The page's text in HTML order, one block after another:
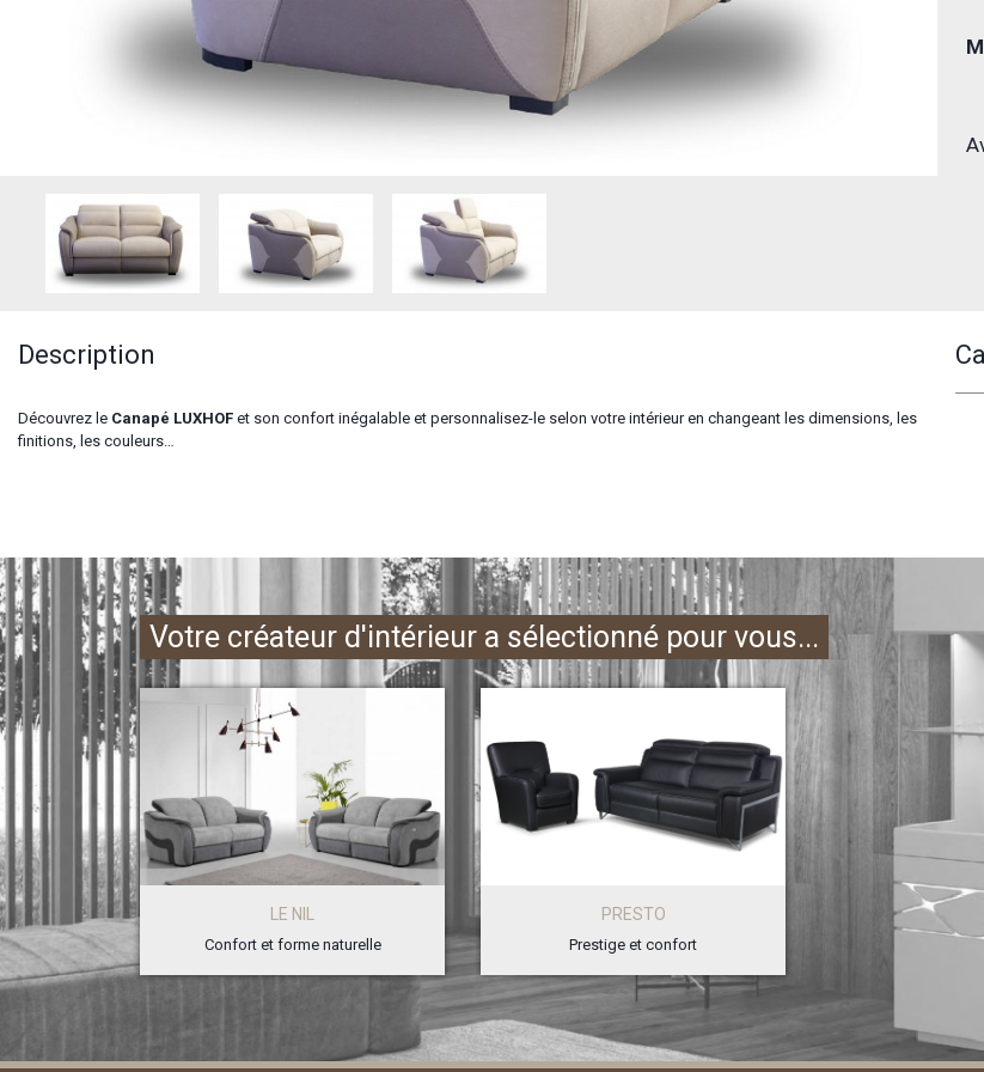
Description
Découvrez le Canapé LUXHOF et son confort inégalable et personnalisez-le selon votre intérieur en changeant les dimensions, les
finitions, les couleurs…
Votre créateur d'intérieur a sélectionné pour vous...
LE NIL
Confort et forme naturelle
PRESTO
Prestige et confort